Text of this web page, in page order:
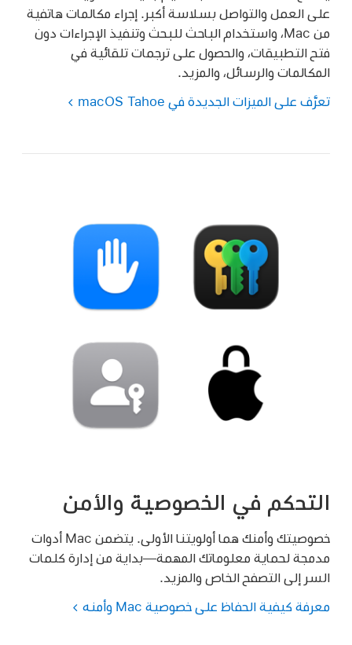
على العمل والتواصل بسلاسة أكبر. إجراء مكالمات هاتفية
من Mac، واستخدام الباحث للبحث وتنفيذ الإجراءات دون
فتح التطبيقات، والحصول على ترجمات تلقائية في
المكالمات والرسائل، والمزيد.
تعرَّف على الميزات الجديدة في macOS Tahoe
التحكم في الخصوصية والأمن
خصوصيتك وأمنك هما أولويتنا الأولى. يتضمن Mac أدوات
مدمجة لحماية معلوماتك المهمة—بداية من إدارة كلمات
السر إلى التصفح الخاص والمزيد.
معرفة كيفية الحفاظ على خصوصية Mac وأمنه